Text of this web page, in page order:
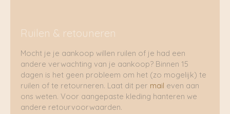
Ruilen & retouneren
Mocht je je aankoop willen ruilen of je had een
andere verwachting van je aankoop? Binnen 15
dagen is het geen probleem om het (zo mogelijk) te
ruilen of te retourneren. Laat dit per mail even aan
ons weten. Voor aangepaste kleding hanteren we
andere retourvoorwaarden.